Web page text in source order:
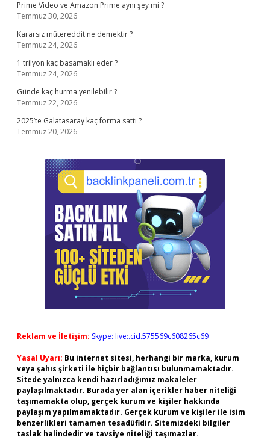
Prime Video ve Amazon Prime aynı şey mi ?
Temmuz 30, 2026
Kararsız mütereddit ne demektir ?
Temmuz 24, 2026
1 trilyon kaç basamaklı eder ?
Temmuz 24, 2026
Günde kaç hurma yenilebilir ?
Temmuz 22, 2026
2025’te Galatasaray kaç forma sattı ?
Temmuz 20, 2026
Reklam ve İletişim: Skype: live:.cid.575569c608265c69
Yasal Uyarı: Bu internet sitesi, herhangi bir marka, kurum
veya şahıs şirketi ile hiçbir bağlantısı bulunmamaktadır.
Sitede yalnızca kendi hazırladığımız makaleler
paylaşılmaktadır. Burada yer alan içerikler haber niteliği
taşımamakta olup, gerçek kurum ve kişiler hakkında
paylaşım yapılmamaktadır. Gerçek kurum ve kişiler ile isim
benzerlikleri tamamen tesadüfidir. Sitemizdeki bilgiler
taslak halindedir ve tavsiye niteliği taşımazlar.